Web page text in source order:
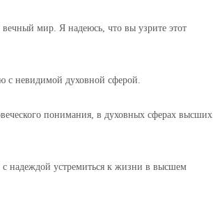
мир. Я надеюсь, что вы узрите этот
с невидимой духовной сферой.
понимания, в духовных сферах высших
надеждой устремиться к жизни в высшем